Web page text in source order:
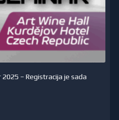
– Registracija je sada